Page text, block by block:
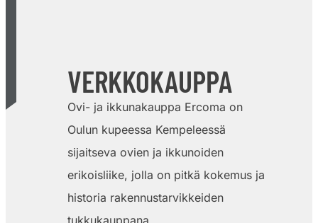
VERKKOKAUPPA
Ovi- ja ikkunakauppa Ercoma on
Oulun kupeessa Kempeleessä
sijaitseva ovien ja ikkunoiden
erikoisliike, jolla on pitkä kokemus ja
historia rakennustarvikkeiden
tukkukauppana.